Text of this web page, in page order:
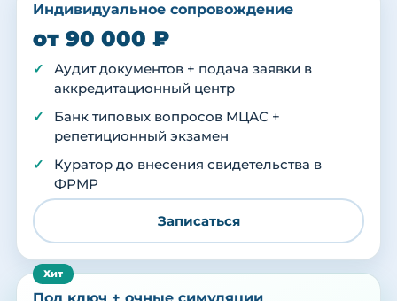
Индивидуальное сопровождение
от 90 000 ₽
Аудит документов + подача заявки в
аккредитационный центр
Банк типовых вопросов МЦАС +
репетиционный экзамен
Куратор до внесения свидетельства в
ФРМР
Записаться